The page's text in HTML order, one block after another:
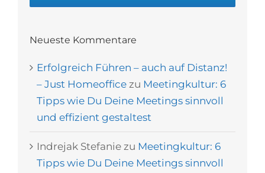
Neueste Kommentare
Erfolgreich Führen – auch auf Distanz!
– Just Homeoffice zu Meetingkultur: 6
Tipps wie Du Deine Meetings sinnvoll
und effizient gestaltest
Indrejak Stefanie zu Meetingkultur: 6
Tipps wie Du Deine Meetings sinnvoll